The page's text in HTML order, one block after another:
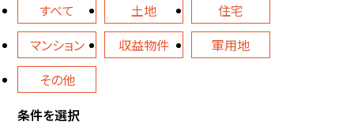
すべて
土地
住宅
マンション
収益物件
軍用地
その他
条件を選択